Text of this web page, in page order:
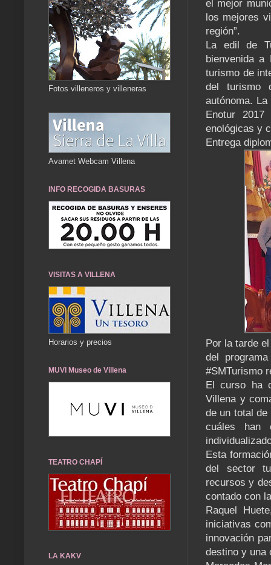
el mejor
los mejores
región”.
La edil de
bienvenida
turismo de
del turismo
autónoma.
Enotur
enológicas y
Entrega
Por la tarde
del
#SMTurismo
El curso ha
Villena y
de un total
cuáles han
Esta
del sector
recursos y
contado con
Raquel
iniciativas
innovación
destino y una
Fotos villeneros y villeneras
Avamet Webcam Villena
INFO RECOGIDA BASURAS
VISITAS A VILLENA
Horarios y precios
MUVI Museo de Villena
TEATRO CHAPÍ
LA KAKV